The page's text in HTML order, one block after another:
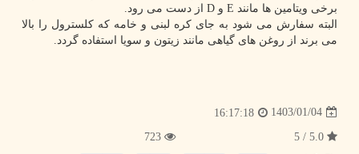
برخی ویتامین ها مانند E و D از دست می رود.
البته سفارش می شود به جای کره لبنی و خامه که کلسترول را بالا
می برند از روغن های گیاهی مانند زیتون و سویا استفاده گردد.
1403/01/04
16:17:18